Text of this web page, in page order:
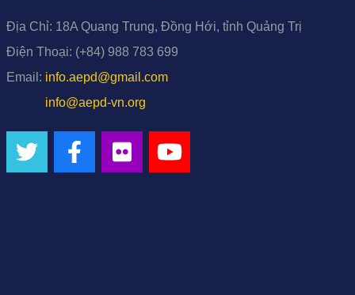
Địa Chỉ: 18A Quang Trung, Đồng Hới, tỉnh Quảng Trị
Điện Thoại: (+84) 988 783 699
Email: info.aepd@gmail.com
info@aepd-vn.org